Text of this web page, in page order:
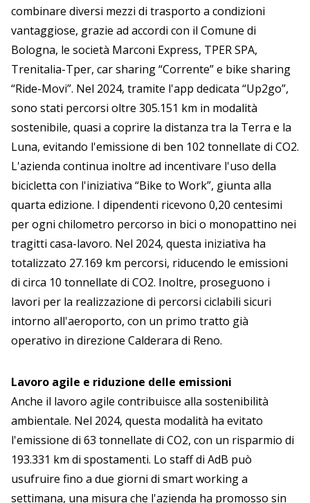
combinare diversi mezzi di trasporto a condizioni
vantaggiose, grazie ad accordi con il Comune di
Bologna, le società Marconi Express, TPER SPA,
Trenitalia-Tper, car sharing “Corrente” e bike sharing
“Ride-Movi”. Nel 2024, tramite l'app dedicata “Up2go”,
sono stati percorsi oltre 305.151 km in modalità
sostenibile, quasi a coprire la distanza tra la Terra e la
Luna, evitando l'emissione di ben 102 tonnellate di CO2.
L'azienda continua inoltre ad incentivare l'uso della
bicicletta con l'iniziativa “Bike to Work”, giunta alla
quarta edizione. I dipendenti ricevono 0,20 centesimi
per ogni chilometro percorso in bici o monopattino nei
tragitti casa-lavoro. Nel 2024, questa iniziativa ha
totalizzato 27.169 km percorsi, riducendo le emissioni
di circa 10 tonnellate di CO2. Inoltre, proseguono i
lavori per la realizzazione di percorsi ciclabili sicuri
intorno all'aeroporto, con un primo tratto già
operativo in direzione Calderara di Reno.
Lavoro agile e riduzione delle emissioni
Anche il lavoro agile contribuisce alla sostenibilità
ambientale. Nel 2024, questa modalità ha evitato
l'emissione di 63 tonnellate di CO2, con un risparmio di
193.331 km di spostamenti. Lo staff di AdB può
usufruire fino a due giorni di smart working a
settimana, una misura che l'azienda ha promosso sin